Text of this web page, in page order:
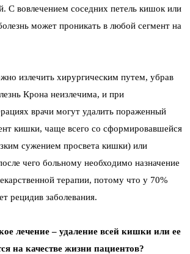
С вовлечением соседних петель кишок или
может проникать в любой сегмент на
излечить хирургическим путем, убрав
Крона неизлечима, и при
врачи могут удалить пораженный
кишки, чаще всего со сформировавшейся
сужением просвета кишки) или
чего больному необходимо назначение
терапии, потому что у 70%
рецидив заболевания.
лечение – удаление всей кишки или ее
на качестве жизни пациентов?